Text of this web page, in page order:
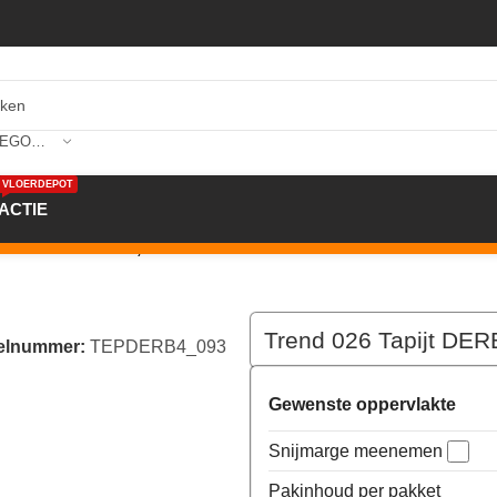
VLOERDEPOT
kleur 93 x 400,0
TEPDERB4_093
Trend 026 Tapijt
Gewenste oppervlakte
Snijmarge meenemen
Pakinhoud per pakket